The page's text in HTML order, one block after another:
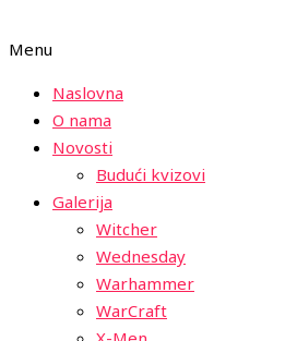
Menu
Naslovna
O nama
Novosti
Budući kvizovi
Galerija
Witcher
Wednesday
Warhammer
WarCraft